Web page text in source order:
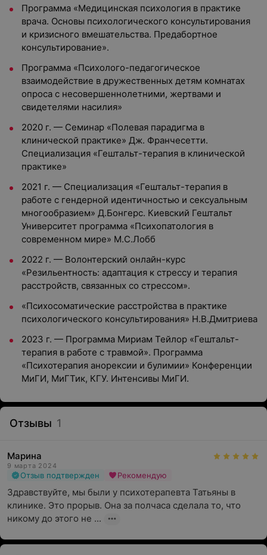
Программа «Медицинская психология в практике
врача. Основы психологического консультирования
и кризисного вмешательства. Предабортное
консультирование».
Программа «Психолого-педагогическое
взаимодействие в дружественных детям комнатах
опроса с несовершеннолетними, жертвами и
свидетелями насилия»
2020 г. — Семинар «Полевая парадигма в
клинической практике» Дж. Франчесетти.
Специализация «Гештальт-терапия в клинической
практике»
2021 г. — Специализация «Гештальт-терапия в
работе с гендерной идентичностью и сексуальным
многообразием» Д.Бонгерс. Киевский Гештальт
Университет программа «Психопатология в
современном мире» М.С.Лобб
2022 г. — Волонтерский онлайн-курс
«Резильентность: адаптация к стрессу и терапия
расстройств, связанных со стрессом».
«Психосоматические расстройства в практике
психологического консультирования» Н.В.Дмитриева
2023 г. — Программа Мириам Тейлор «Гештальт-
терапия в работе с травмой». Программа
«Психотерапия анорексии и булимии» Конференции
МиГИ, МиГТик, КГУ. Интенсивы МиГИ.
Отзывы 1
Марина
9 марта 2024
Отзыв подтвержден Рекомендую
Здравствуйте, мы были у психотерапевта Татьяны в
клинике. Это прорыв. Она за полчаса сделала то, что
никому до этого не ...